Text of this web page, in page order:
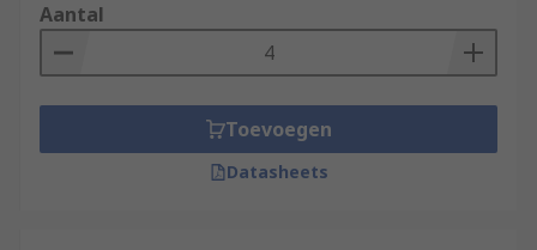
Aantal
Toevoegen
Datasheets